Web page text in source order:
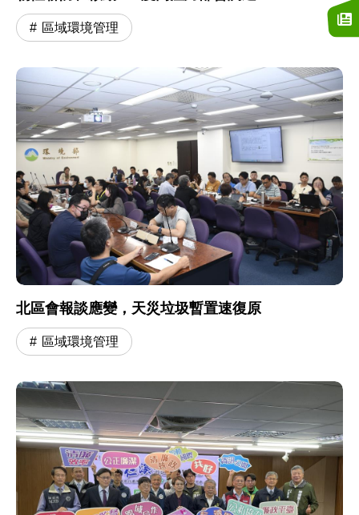
區域環境管理
北區會報談應變，天災垃圾暫置速復原
區域環境管理